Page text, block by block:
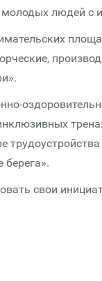
молодых людей с
свои